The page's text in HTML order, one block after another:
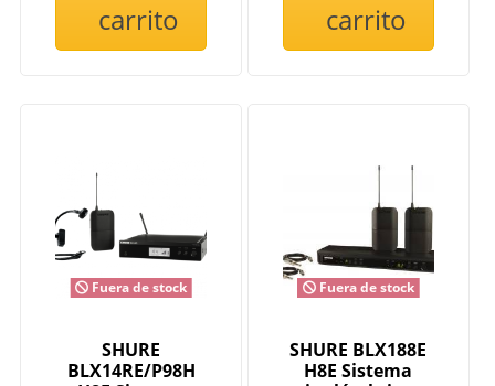
carrito
carrito
Fuera de stock
SHURE
BLX14RE/P98H
Fuera de stock
SHURE BLX188E
H8E Sistema